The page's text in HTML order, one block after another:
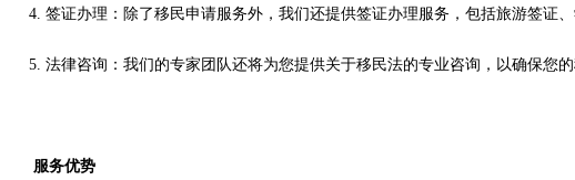
4. 签证办理：除了移民申请服务外，我们还提供签证办理服务，包括旅游签证、
5. 法律咨询：我们的专家团队还将为您提供关于移民法的专业咨询，以确保您
服务优势